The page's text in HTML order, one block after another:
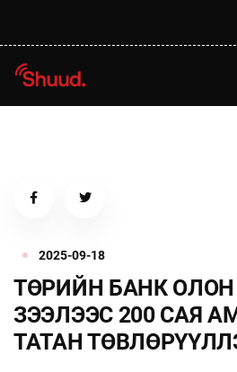
2025-09-18
ТӨРИЙН БАНК
ЗЭЭЛЭЭС 200 САЯ
ТАТАН